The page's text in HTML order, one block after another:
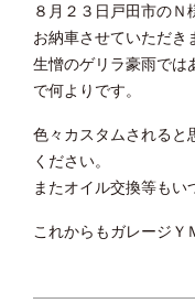
８月２３日戸田市の
お納車させていただき
生憎のゲリラ豪雨では
で何よりです。
色々カスタムされると
ください。
またオイル交換等もい
これからもガレージＹ